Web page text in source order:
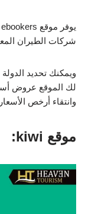
شركات الطيران
ويمكنك تحديد
لك الموقع عروض
وانتقاء أرخص
موقع kiwi: